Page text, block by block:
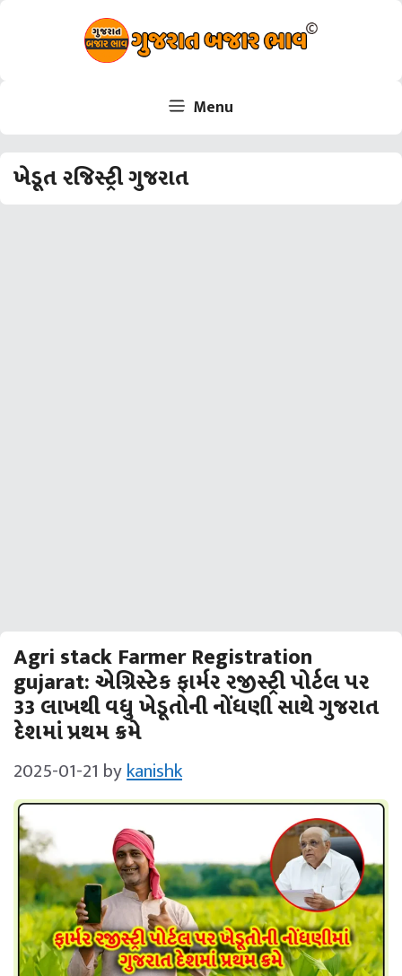
Skip
Menu
ખેડૂત રજિસ્ટ્રી ગુજરાત
Agri stack Farmer Registration
gujarat: એગ્રિસ્ટેક ફાર્મર રજીસ્ટ્રી પોર્ટલ પર
33 લાખથી વધુ ખેડૂતોની નોંધણી સાથે ગુજરાત
દેશમાં પ્રથમ ક્રમે
2025-01-21 bykanishk